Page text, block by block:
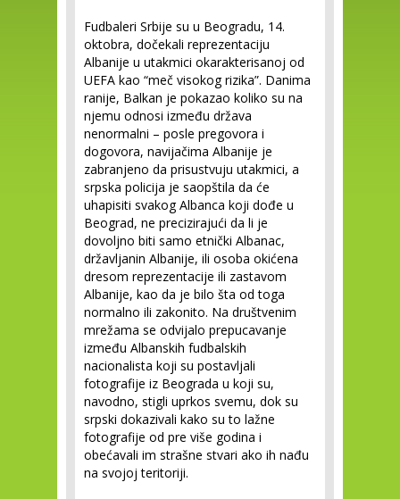
Fudbaleri Srbije su u Beogradu, 14.
oktobra, dočekali reprezentaciju
Albanije u utakmici okarakterisanoj od
UEFA kao “meč visokog rizika”. Danima
ranije, Balkan je pokazao koliko su na
njemu odnosi između država
nenormalni – posle pregovora i
dogovora, navijačima Albanije je
zabranjeno da prisustvuju utakmici, a
srpska policija je saopštila da će
uhapisiti svakog Albanca koji dođe u
Beograd, ne precizirajući da li je
dovoljno biti samo etnički Albanac,
državljanin Albanije, ili osoba okićena
dresom reprezentacije ili zastavom
Albanije, kao da je bilo šta od toga
normalno ili zakonito. Na društvenim
mrežama se odvijalo prepucavanje
između Albanskih fudbalskih
nacionalista koji su postavljali
fotografije iz Beograda u koji su,
navodno, stigli uprkos svemu, dok su
srpski dokazivali kako su to lažne
fotografije od pre više godina i
obećavali im strašne stvari ako ih nađu
na svojoj teritoriji.